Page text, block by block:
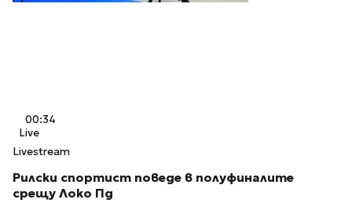
00:34
Live
Livestream
Рилски спортист поведе в полуфиналите
срещу Локо Пд